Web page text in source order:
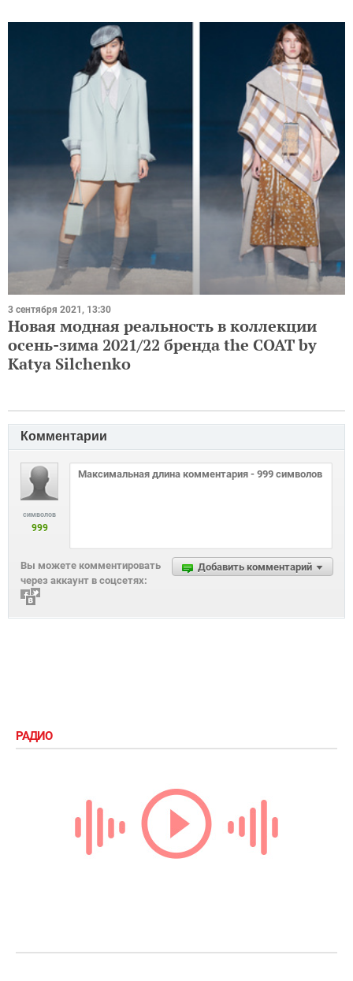
3 сентября 2021, 13:30
Новая модная реальность в коллекции
осень-зима 2021/22 бренда the COAT by
Katya Silchenko
Комментарии
символов
999
Добавить комментарий
Вы можете комментировать
через аккаунт в соцсетях:
РАДИО